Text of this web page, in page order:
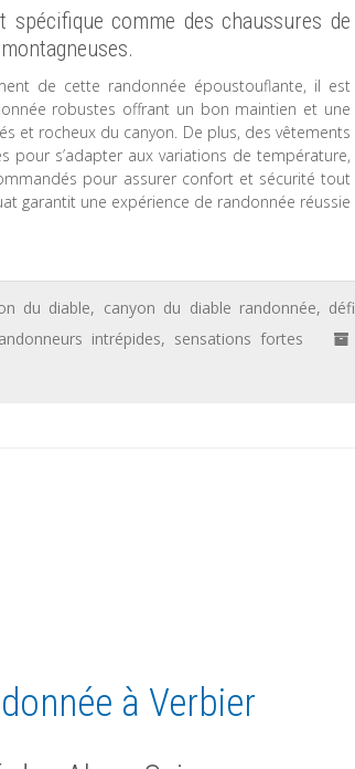
spécifique comme des chaussures de
de cette randonnée époustouflante, il est
robustes offrant un bon maintien et une
et rocheux du canyon. De plus, des vêtements
pour s’adapter aux variations de température,
pour assurer confort et sécurité tout
garantit une expérience de randonnée réussie
du diable, canyon du diable randonnée, défi
intrépides, sensations fortes
à Verbier